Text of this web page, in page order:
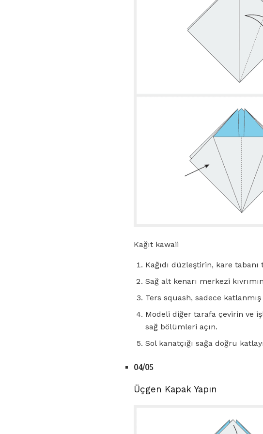
Kağıt kawaii
Kağıdı düzleştirin, kare
Sağ alt kenarı merkezi
Ters squash, sadece
Modeli diğer tarafa çevirin ve
sağ bölümleri açın.
Sol kanatçığı sağa doğru
04/05
Üçgen Kapak Yapın